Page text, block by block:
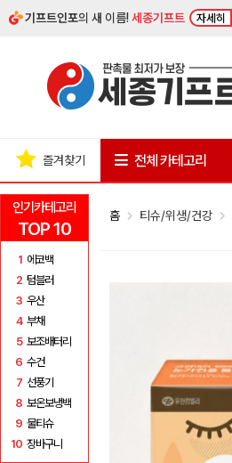
기프트인포의 새 이름!세종기프트 자세히
인기카테고리
TOP 10
1 에코백
2 텀블러
3 우산
4 부채
5 보조배터리
6 수건
7 선풍기
8 보온보냉백
9 물티슈
10 장바구니
즐겨찾기 전체 카테고리
홈 티슈/위생/건강